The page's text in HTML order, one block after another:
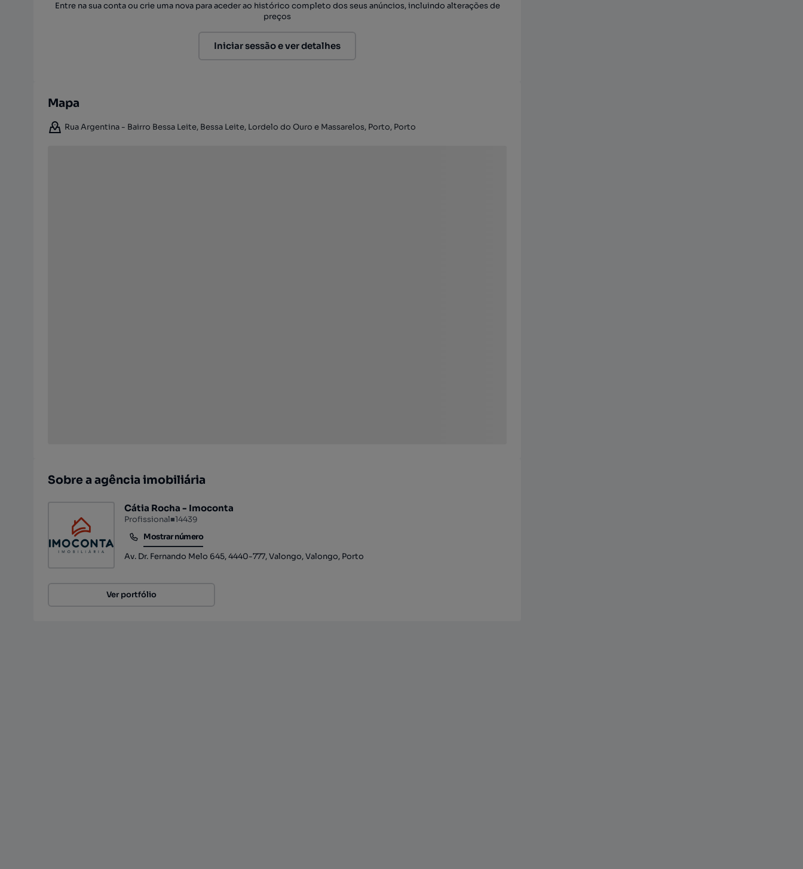
Entre na sua conta ou crie uma nova para aceder ao histórico completo dos seus anúncios, incluindo alterações de
preços
Iniciar sessão e ver detalhes
Mapa
Rua Argentina - Bairro Bessa Leite, Bessa Leite, Lordelo do Ouro e Massarelos, Porto, Porto
Sobre a agência imobiliária
Cátia Rocha - Imoconta
Profissional■14439
Mostrar número
Mostrar número
Av. Dr. Fernando Melo 645, 4440-777, Valongo, Valongo, Porto
Ver portfólio